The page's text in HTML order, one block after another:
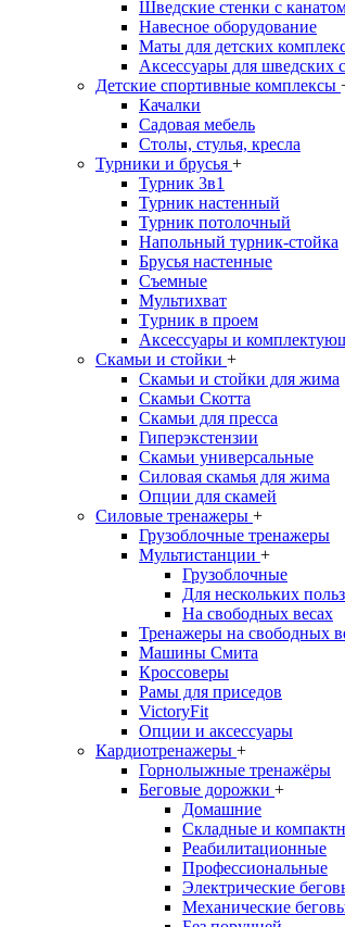
Шведские стенки с
Навесное оборудование
Маты для детских
Аксессуары для шведских
Детские спортивные комплексы
Качалки
Садовая мебель
Столы, стулья, кресла
Турники и брусья +
Турник 3в1
Турник настенный
Турник потолочный
Напольный турник-стойка
Брусья настенные
Съемные
Мультихват
Tурник в проем
Аксессуары и
Скамьи и стойки +
Скамьи и стойки для жима
Скамьи Скотта
Скамьи для пресса
Гиперэкстензии
Скамьи универсальные
Силовая скамья для жима
Опции для скамей
Силовые тренажеры +
Грузоблочные тренажеры
Мультистанции +
Грузоблочные
Для нескольких
На свободных весах
Тренажеры на свободных
Машины Смита
Кроссоверы
Рамы для приседов
VictoryFit
Опции и аксессуары
Кардиотренажеры +
Горнолыжные тренажёры
Беговые дорожки +
Домашние
Складные и
Реабилитационные
Профессиональные
Электрические
Механические